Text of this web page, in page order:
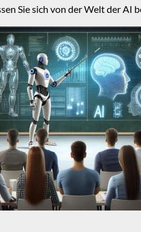
Sie sich von der Welt der AI